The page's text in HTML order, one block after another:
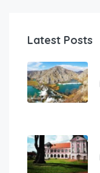
Latest Posts